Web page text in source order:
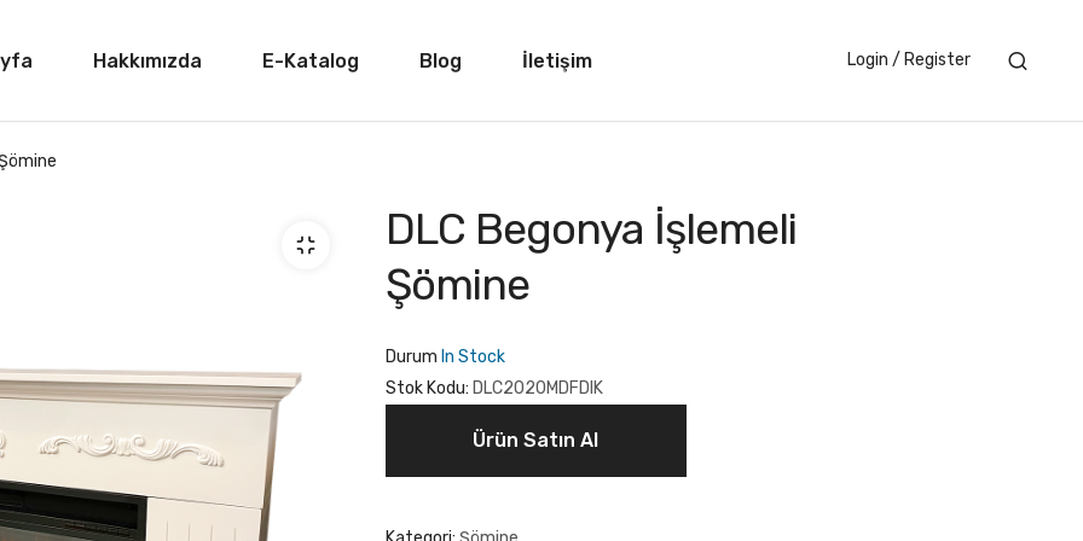
Hakkımızda E-Katalog Blog İletişim Login / Register
DLC Begonya İşlemeli
Şömine
Durum In Stock
Stok Kodu: DLC2020MDFDIK
Ürün Satın Al